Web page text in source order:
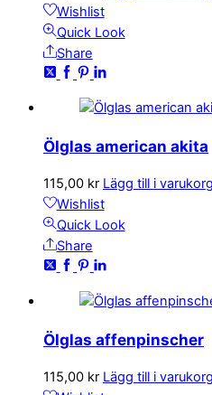
Wishlist
Quick Look
Share
Ölglas american akita
115,00 kr Lägg till i varukorg
Wishlist
Quick Look
Share
Ölglas affenpinscher
115,00 kr Lägg till i varukorg